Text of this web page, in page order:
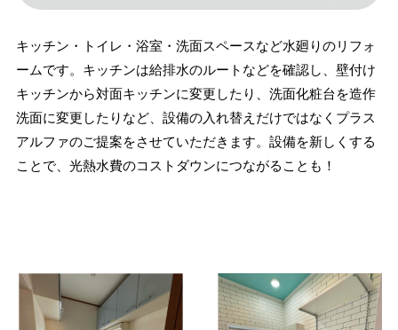
キッチン・トイレ・浴室・洗面スペースなど水廻りのリフォ
ームです。キッチンは給排水のルートなどを確認し、壁付け
キッチンから対面キッチンに変更したり、洗面化粧台を造作
洗面に変更したりなど、設備の入れ替えだけではなくプラス
アルファのご提案をさせていただきます。設備を新しくする
ことで、光熱水費のコストダウンにつながることも！